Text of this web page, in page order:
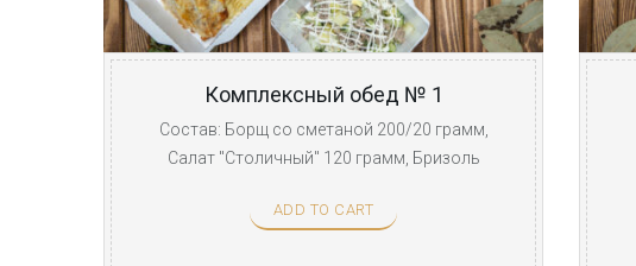
Комплексный обед № 1
Состав: Борщ со сметаной 200/20 грамм,
Салат "Столичный" 120 грамм, Бризоль
ADD TO CART